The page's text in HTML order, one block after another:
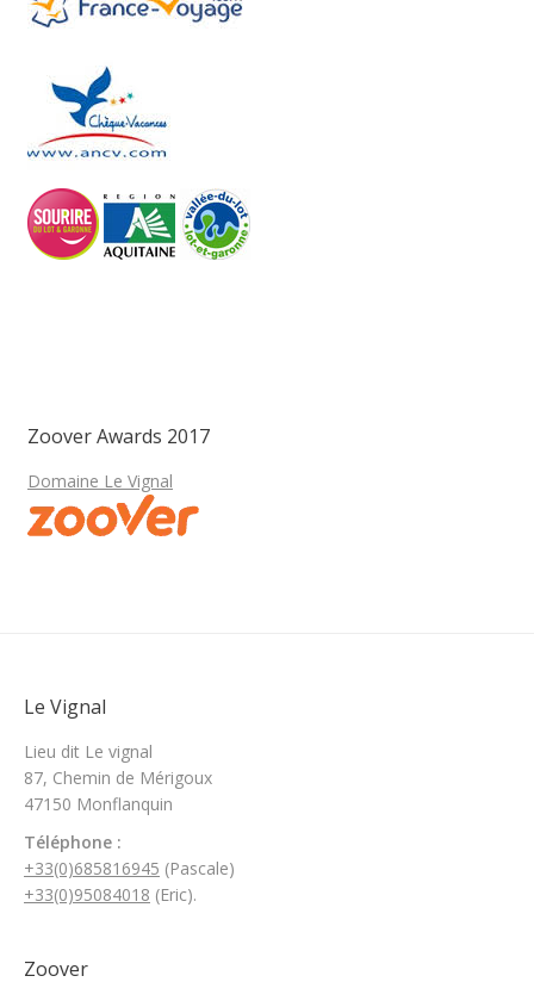
Zoover Awards 2017
Domaine Le Vignal
Le Vignal
Lieu dit Le vignal
87, Chemin de Mérigoux
47150 Monflanquin
Téléphone :
+33(0)685816945 (Pascale)
+33(0)95084018 (Eric).
Zoover